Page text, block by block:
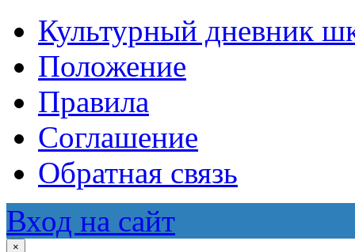
Культурный дневник
Положение
Правила
Соглашение
Обратная связь
Вход на сайт
×